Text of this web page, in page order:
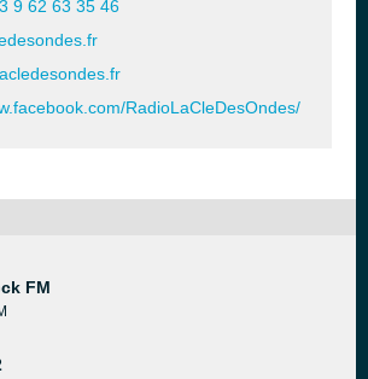
9 62 63 35 46
RadioLaCleDesOndes/
FM